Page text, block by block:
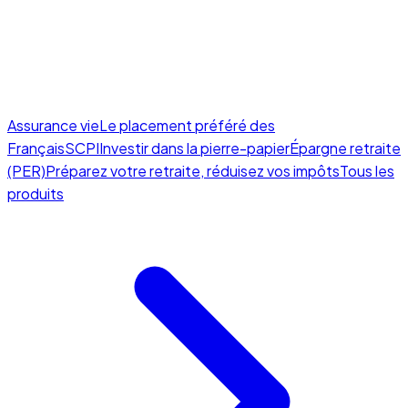
Assurance vieLe placement préféré des
FrançaisSCPIInvestir dans la pierre-papierÉpargne retraite
(PER)Préparez votre retraite, réduisez vos impôtsTous les
produits